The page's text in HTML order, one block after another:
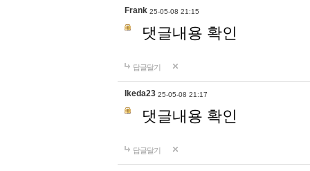
Frank 25-05-08 21:15
댓글내용 확인
답글달기
Ikeda23 25-05-08 21:17
댓글내용 확인
답글달기